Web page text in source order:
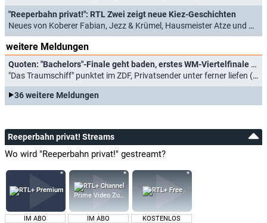
"Reeperbahn privat!": RTL Zwei zeigt neue Kiez-Geschichten
Neues von Koberer Fabian, Jezz & Krümel, Hausmeister Atze und Dragqueen Vanity Trash (08.08.2024)
weitere Meldungen
Quoten: "Bachelors"-Finale geht baden, erstes WM-Viertelfinale bärenstark
"Das Traumschiff" punktet im ZDF, Privatsender unter ferner liefen (10.07.2026)
36 weitere Meldungen
Reeperbahn privat! Streams
Wo wird "Reeperbahn privat!" gestreamt?
IM ABO
Prime Video Zusatz-Kanäle
IM ABO KOSTENLOS